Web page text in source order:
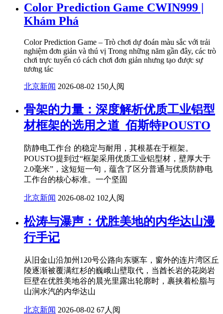
Color Prediction Game CWIN999 |
Khám Phá
Color Prediction Game – Trò chơi dự đoán màu sắc với trải
nghiệm đơn giản và thú vị Trong những năm gần đây, các trò
chơi trực tuyến có cách chơi đơn giản nhưng tạo được sự
tương tác
北京新闻 2026-08-02 150人阅
骨架的力量：深度解析优质工业铝型
材框架的选用之道_佰斯特POUSTO
防静电工作台 的稳定与耐用，其根基在于框架。
POUSTO提到过“框架采用优质工业铝型材，壁厚大于
2.0毫米”，这短短一句，蕴含了区分普通与优质防静电
工作台的核心标准。一个坚固
北京新闻 2026-08-02 102人阅
松涛与瀑声：优胜美地的内华达山漫
行手记
从旧金山沿加州120号公路向东驱车，窗外的连片湾区丘
陵逐渐被覆满红杉的巍峨山壁取代，当酋长岩的花岗岩
巨壁在优胜美地谷的晨光里露出轮廓时，裹挟着松脂与
山涧水汽的内华达山
北京新闻 2026-08-02 67人阅